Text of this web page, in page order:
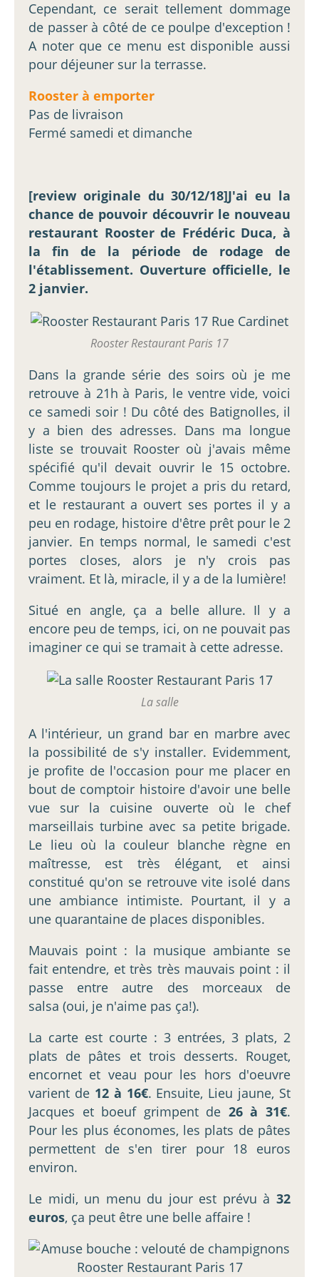
Cependant, ce serait tellement dommage
de passer à côté de ce poulpe d'exception !
A noter que ce menu est disponible aussi
pour déjeuner sur la terrasse.
Rooster à emporter
Pas de livraison
Fermé samedi et dimanche
[review originale du 30/12/18]J'ai eu la
chance de pouvoir découvrir le nouveau
restaurant Rooster de Frédéric Duca, à
la fin de la période de rodage de
l'établissement. Ouverture officielle, le
2 janvier.
Rooster Restaurant Paris 17
Dans la grande série des soirs où je me
retrouve à 21h à Paris, le ventre vide, voici
ce samedi soir ! Du côté des Batignolles, il
y a bien des adresses. Dans ma longue
liste se trouvait Rooster où j'avais même
spécifié qu'il devait ouvrir le 15 octobre.
Comme toujours le projet a pris du retard,
et le restaurant a ouvert ses portes il y a
peu en rodage, histoire d'être prêt pour le 2
janvier. En temps normal, le samedi c'est
portes closes, alors je n'y crois pas
vraiment. Et là, miracle, il y a de la lumière!
Situé en angle, ça a belle allure. Il y a
encore peu de temps, ici, on ne pouvait pas
imaginer ce qui se tramait à cette adresse.
La salle
A l'intérieur, un grand bar en marbre avec
la possibilité de s'y installer. Evidemment,
je profite de l'occasion pour me placer en
bout de comptoir histoire d'avoir une belle
vue sur la cuisine ouverte où le chef
marseillais turbine avec sa petite brigade.
Le lieu où la couleur blanche règne en
maîtresse, est très élégant, et ainsi
constitué qu'on se retrouve vite isolé dans
une ambiance intimiste. Pourtant, il y a
une quarantaine de places disponibles.
Mauvais point : la musique ambiante se
fait entendre, et très très mauvais point : il
passe entre autre des morceaux de
salsa (oui, je n'aime pas ça!).
La carte est courte : 3 entrées, 3 plats, 2
plats de pâtes et trois desserts. Rouget,
encornet et veau pour les hors d'oeuvre
varient de 12 à 16€. Ensuite, Lieu jaune, St
Jacques et boeuf grimpent de 26 à 31€.
Pour les plus économes, les plats de pâtes
permettent de s'en tirer pour 18 euros
environ.
Le midi, un menu du jour est prévu à 32
euros, ça peut être une belle affaire !